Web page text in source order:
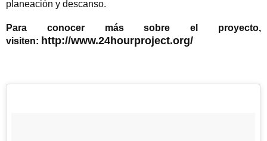
planeación y descanso.
Para conocer más sobre el proyecto,
visiten: http://www.24hourproject.org/